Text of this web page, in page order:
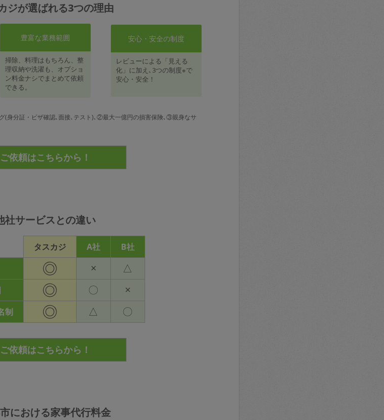
ジが選ばれる3つの理由
豊富な業務範囲
掃除、料理はもちろん、整
理収納や洗濯も、オプショ
ン料金ナシでまとめて依頼
できる。
安心・安全の制度
レビューによる「見える
化」に加え､3つの制度※で
安心・安全！
(身分証・ビザ確認､面接､テスト)､②最大一億円の損害保険､③親身なサ
社サービスとの違い
タスカジ A社
B社
◎ × △
◎ 〇 ×
制 ◎ △ 〇
における家事代行料金